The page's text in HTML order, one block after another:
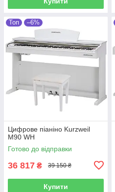
Топ –6%
Цифрове піаніно Kurzweil
M90 WH
Готово до відправки
36 817 ₴ 39 150 ₴
Купити